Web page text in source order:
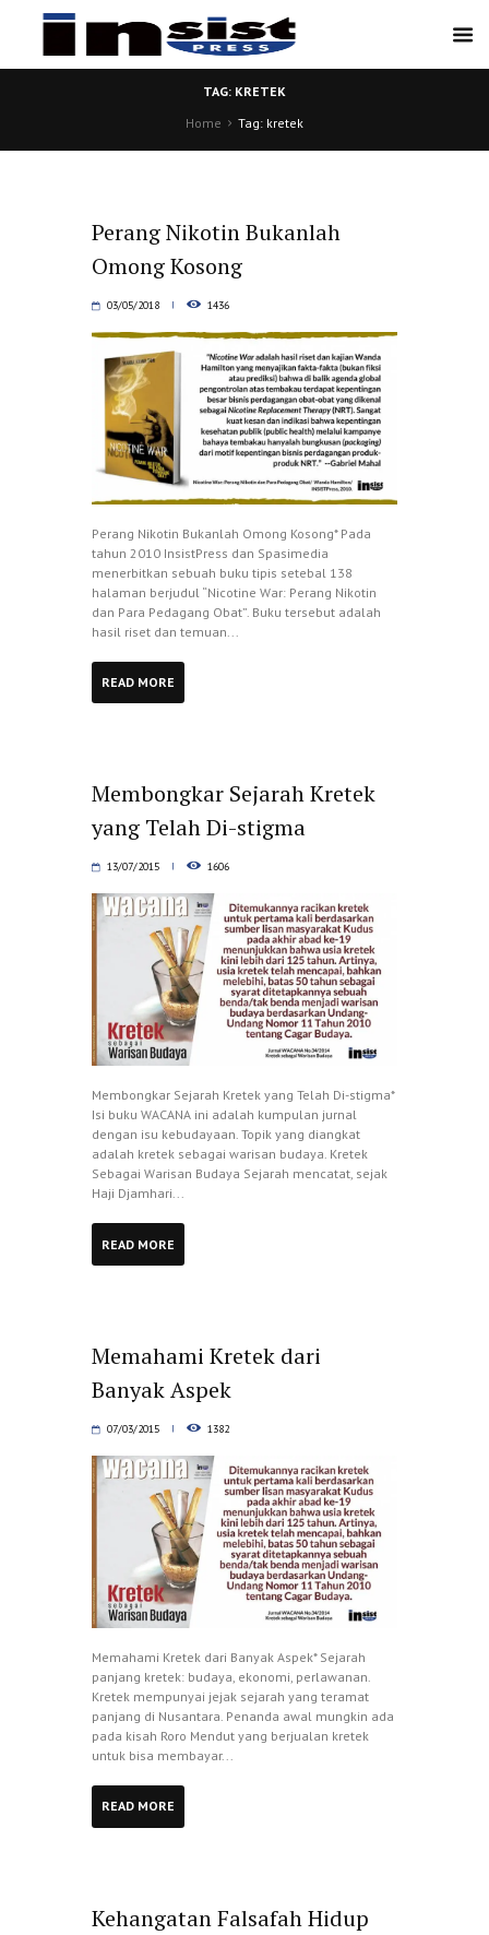
TAG: KRETEK
Home
Tag: kretek
Perang Nikotin Bukanlah
Omong Kosong
03/05/2018 1436
Perang Nikotin Bukanlah Omong Kosong* Pada
tahun 2010 InsistPress dan Spasimedia
menerbitkan sebuah buku tipis setebal 138
halaman berjudul “Nicotine War: Perang Nikotin
dan Para Pedagang Obat”. Buku tersebut adalah
hasil riset dan temuan...
READ MORE
Membongkar Sejarah Kretek
yang Telah Di-stigma
13/07/2015 1606
Membongkar Sejarah Kretek yang Telah Di-stigma*
Isi buku WACANA ini adalah kumpulan jurnal
dengan isu kebudayaan. Topik yang diangkat
adalah kretek sebagai warisan budaya. Kretek
Sebagai Warisan Budaya Sejarah mencatat, sejak
Haji Djamhari...
READ MORE
Memahami Kretek dari
Banyak Aspek
07/03/2015 1382
Memahami Kretek dari Banyak Aspek* Sejarah
panjang kretek: budaya, ekonomi, perlawanan.
Kretek mempunyai jejak sejarah yang teramat
panjang di Nusantara. Penanda awal mungkin ada
pada kisah Roro Mendut yang berjualan kretek
untuk bisa membayar...
READ MORE
Kehangatan Falsafah Hidup